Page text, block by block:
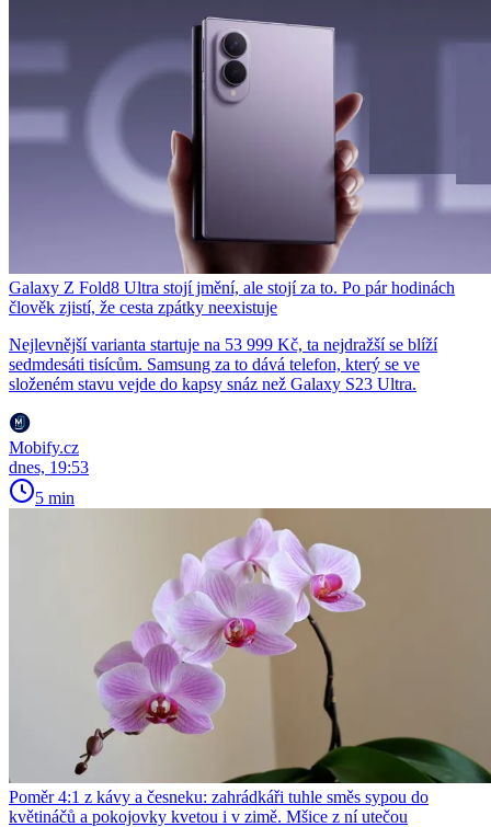
Galaxy Z Fold8 Ultra stojí jmění, ale stojí za to. Po pár hodinách
člověk zjistí, že cesta zpátky neexistuje
Nejlevnější varianta startuje na 53 999 Kč, ta nejdražší se blíží
sedmdesáti tisícům. Samsung za to dává telefon, který se ve
složeném stavu vejde do kapsy snáz než Galaxy S23 Ultra.
Mobify.cz
dnes, 19:53
5 min
Poměr 4:1 z kávy a česneku: zahrádkáři tuhle směs sypou do
květináčů a pokojovky kvetou i v zimě. Mšice z ní utečou